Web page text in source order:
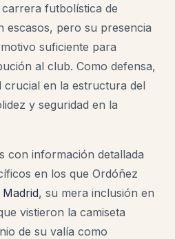
futbolística de
escasos, pero su presencia
suficiente para
al club. Como defensa,
crucial en la estructura del
y seguridad en la
con información detallada
en los que Ordóñez
Madrid, su mera inclusión en
vistieron la camiseta
de su valía como